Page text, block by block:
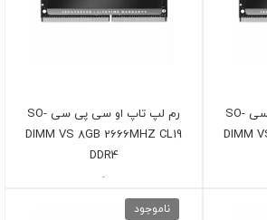
رم لپ تاپ او سی پی سی SO-
DIMM
رم لپ تاپ او سی پی سی SO-
DIMM VS 8GB 2666MHZ CL19
DDR4
-
ناموجود